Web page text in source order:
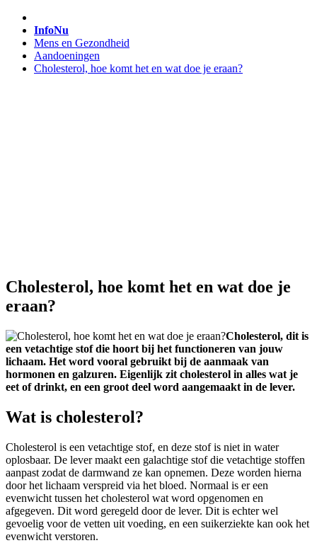
InfoNu
Mens en Gezondheid
Aandoeningen
Cholesterol, hoe komt het en wat doe je eraan?
Cholesterol, hoe komt het en wat doe je
eraan?
Cholesterol, dit is
een vetachtige stof die hoort bij het functioneren van jouw
lichaam. Het word vooral gebruikt bij de aanmaak van
hormonen en galzuren. Eigenlijk zit cholesterol in alles wat je
eet of drinkt, en een groot deel word aangemaakt in de lever.
Wat is cholesterol?
Cholesterol is een vetachtige stof, en deze stof is niet in water
oplosbaar. De lever maakt een galachtige stof die vetachtige stoffen
aanpast zodat de darmwand ze kan opnemen. Deze worden hierna
door het lichaam verspreid via het bloed. Normaal is er een
evenwicht tussen het cholesterol wat word opgenomen en
afgegeven. Dit word geregeld door de lever. Dit is echter wel
gevoelig voor de vetten uit voeding, en een suikerziekte kan ook het
evenwicht verstoren.